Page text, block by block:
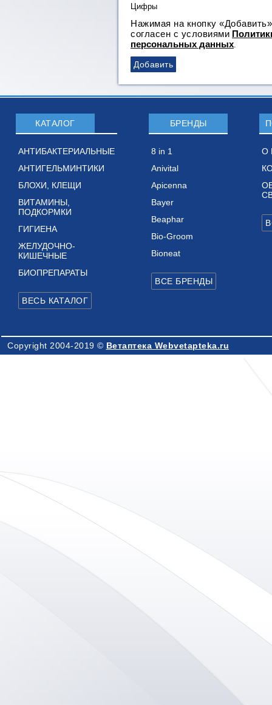
Нажимая на кнопку
согласен с условиями
персональных данных.
КАТАЛОГ
АНТИБАКТЕРИАЛЬНЫЕ
АНТИГЕЛЬМИНТИКИ
БЛОХИ, КЛЕЩИ
ВИТАМИНЫ,
ПОДКОРМКИ
ГИГИЕНА
ЖЕЛУДОЧНО-
КИШЕЧНЫЕ
БИОПРЕПАРАТЫ
БРЕНДЫ
8 in 1
Anivital
Apicenna
Bayer
Beaphar
Bio-Groom
Bioneat
О
Copyright 2004-2019 © Ветаптека Webvetapteka.ru